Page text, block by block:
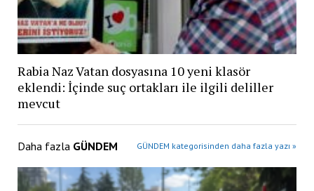
Rabia Naz Vatan dosyasına 10 yeni klasör
eklendi: İçinde suç ortakları ile ilgili deliller
mevcut
Daha fazla GÜNDEM GÜNDEM kategorisinden daha fazla yazı »